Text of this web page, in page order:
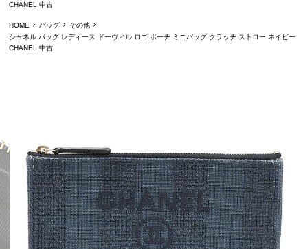
CHANEL 中古
HOME バッグ
その他
シャネル バッグ レディース ドーヴィル ロゴ ポーチ ミニバッグ クラッチ ストロー ネイビー
CHANEL 中古